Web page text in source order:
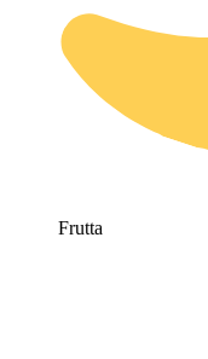
Frutta